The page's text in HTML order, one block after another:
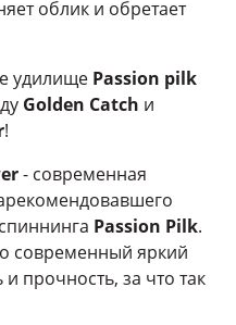
облик и обретает
удилище Passion pilk
Golden Catch и
!
- современная
Passion Pilk.
современный яркий
прочность, за что так